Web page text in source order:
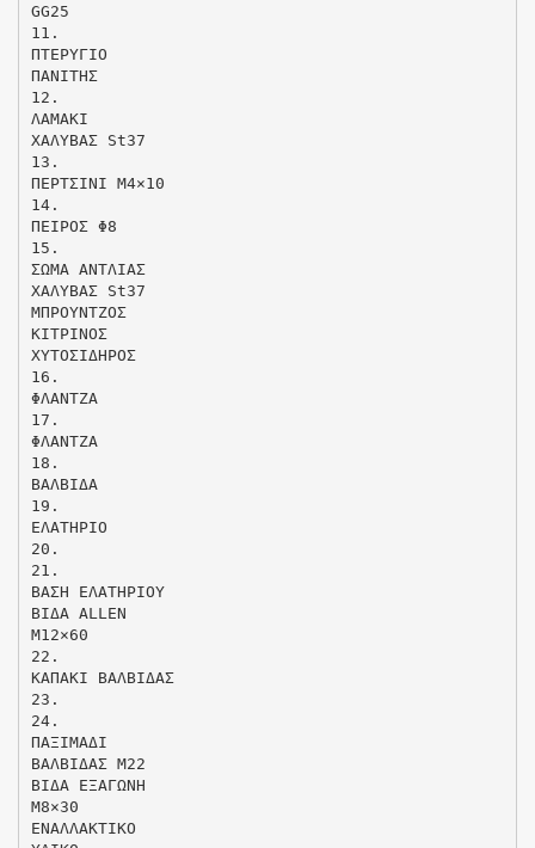
GG25
11.
ΠΤΕΡΥΓΙΟ
ΠΑΝΙΤΗΣ
12.
ΛΑΜΑΚΙ
ΧΑΛΥΒΑΣ St37
13.
ΠΕΡΤΣΙΝΙ M4×10
14.
ΠΕΙΡΟΣ Φ8
15.
ΣΩΜΑ ΑΝΤΛΙΑΣ
ΧΑΛΥΒΑΣ St37
MΠΡΟΥΝΤΖΟΣ
ΚΙΤΡΙΝΟΣ
ΧΥΤΟΣΙΔΗΡΟΣ
16.
ΦΛΑΝΤΖΑ
17.
ΦΛΑΝΤΖΑ
18.
ΒΑΛΒΙΔΑ
19.
ΕΛΑΤΗΡΙΟ
20.
21.
ΒΑΣΗ ΕΛΑΤΗΡΙΟΥ
ΒΙΔΑ ALLEN
M12×60
22.
ΚΑΠΑΚΙ ΒΑΛΒΙΔΑΣ
23.
24.
ΠΑΞΙΜΑΔΙ
ΒΑΛΒΙΔΑΣ Μ22
ΒΙΔΑ ΕΞΑΓΩΝΗ
M8×30
ΕΝΑΛΛΑΚΤΙΚΟ